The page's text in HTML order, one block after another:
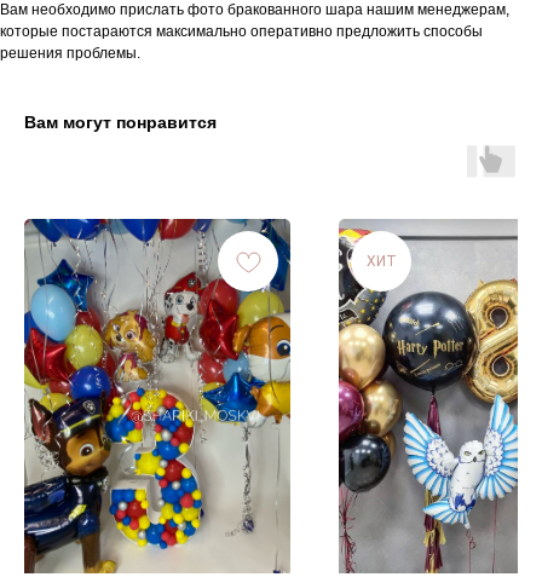
Вам необходимо прислать фото бракованного шара нашим менеджерам,
которые постараются максимально оперативно предложить способы
решения проблемы.
Вам могут понравится
ХИТ